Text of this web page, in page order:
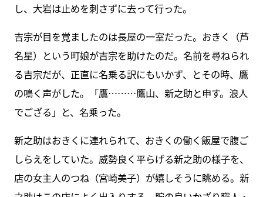
し、大岩は止めを刺さずに去って行った。
吉宗が目を覚ましたのは長屋の一室だった。おきく（芦
名星）という町娘が吉宗を助けたのだ。名前を尋ねられ
る吉宗だが、正直に名乗る訳にもいかず、とその時、鷹
の鳴く声がした。「鷹………鷹山、新之助と申す。浪人
でござる」と、名乗った。
新之助はおきくに連れられて、おきくの働く飯屋で腹ご
しらえをしていた。威勢良く平らげる新之助の様子を、
店の女主人のつね（宮崎美子）が嬉しそうに眺める。新